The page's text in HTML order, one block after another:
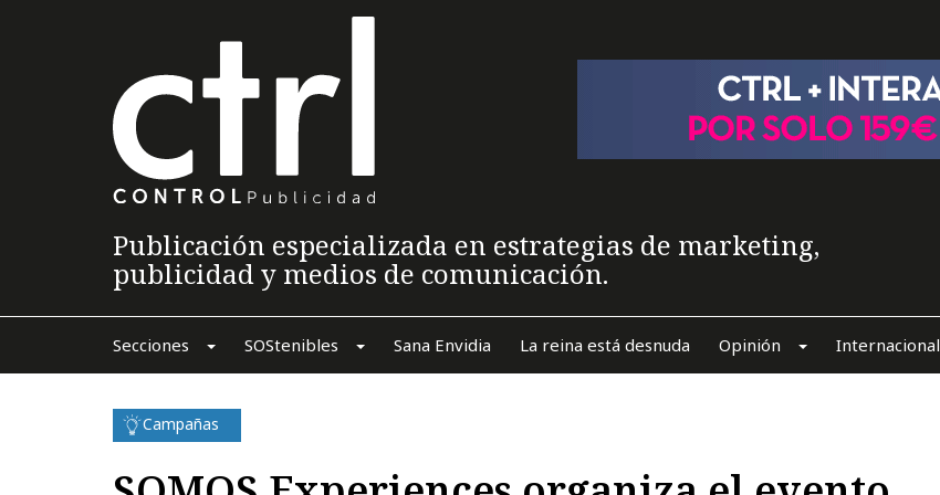
Publicación especializada en estrategias de marketing,
publicidad y medios de comunicación.
Secciones SOStenibles Sana Envidia La reina está desnuda Opinión Internacional
Campañas